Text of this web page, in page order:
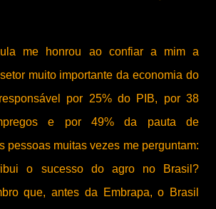
me honrou ao confiar a mim a
muito importante da economia do
por 25% do PIB, por 38
e por 49% da pauta de
pessoas muitas vezes me perguntam:
o sucesso do agro no Brasil?
que, antes da Embrapa, o Brasil